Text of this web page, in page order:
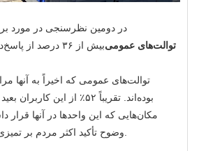
در دومین نظرسنجی در مورد
توالت‌های عمومی
بیش از ۳۶ درصد از
توالت‌های عمومی که اخیراً به آنها
بوده‌اند. تقریباً ۵۲٪ از این
مکان‌هایی که این واحدها در آنها قرار